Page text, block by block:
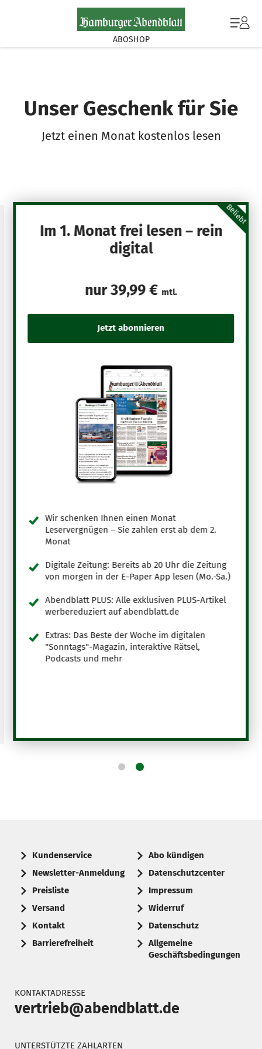
ABOSHOP
Unser Geschenk für Sie
Jetzt einen Monat kostenlos lesen
Beliebt
Im 1. Monat frei lesen – rein
digital
nur39,99 € mtl.
Wir schenken Ihnen einen Monat
Leservergnügen – Sie zahlen erst ab dem 2.
Monat
Digitale Zeitung: Bereits ab 20 Uhr die Zeitung
von morgen in der E-Paper App lesen (Mo.-Sa.)
Abendblatt PLUS: Alle exklusiven PLUS-Artikel
werbereduziert auf abendblatt.de
Extras: Das Beste der Woche im digitalen
"Sonntags"-Magazin, interaktive Rätsel,
Podcasts und mehr
Kundenservice
Newsletter-Anmeldung
Preisliste
Versand
Kontakt
Barrierefreiheit
Abo kündigen
Datenschutzcenter
Impressum
Widerruf
Datenschutz
Allgemeine
Geschäftsbedingungen
KONTAKTADRESSE
vertrieb@abendblatt.de
UNTERSTÜTZTE ZAHLARTEN